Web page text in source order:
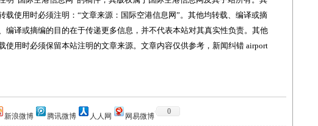
载使用时必须注明：“文章来源：国际空港信息网”。其他均转载、编译或摘
编译或摘编的目的在于传递更多信息，并不代表本站对其真实性负责。其他
使用时必须保留本站注明的文章来源。文章内容仅供参考，新闻纠错 airport
新浪微博 腾讯微博 人人网 网易微博
0